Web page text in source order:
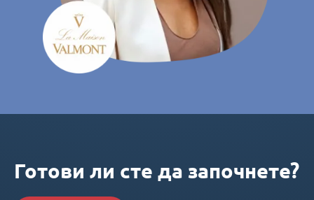
Готови ли сте да започнете?